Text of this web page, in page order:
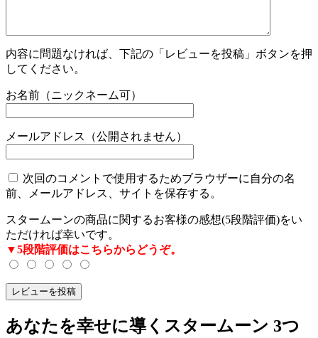
内容に問題なければ、下記の「レビューを投稿」ボタンを押
してください。
お名前（ニックネーム可）
メールアドレス（公開されません）
次回のコメントで使用するためブラウザーに自分の名
前、メールアドレス、サイトを保存する。
スタームーンの商品に関するお客様の感想(5段階評価)をい
ただければ幸いです。
▼5段階評価はこちらからどうぞ。
あなたを幸せに導くスタームーン 3つ